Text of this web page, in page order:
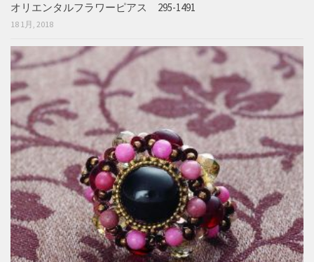
オリエンタルフラワーピアス 295-1491
18 1月, 2018